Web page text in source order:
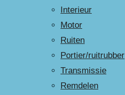
Interieur
Motor
Ruiten
Portier/ruitrubber
Transmissie
Remdelen